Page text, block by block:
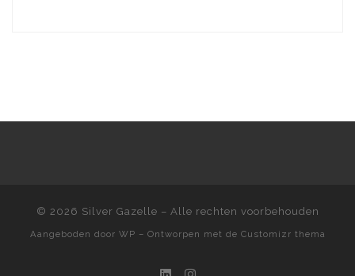
© 2026 Silver Gazelle – Alle rechten voorbehouden
Aangeboden door WP – Ontworpen met de Customizr thema